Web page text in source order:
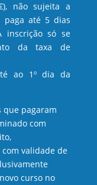
não sujeita a
paga até 5 dias
inscrição só se
da taxa de
ao 1º dia da
que pagaram
com
validade de
curso no